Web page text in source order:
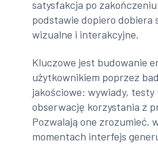
satysfakcja po
podstawie dopiero dobiera
wizualne i interakcyjne.
Kluczowe jest budowanie
użytkownikiem poprzez
jakościowe: wywiady, testy
obserwację korzystania z
Pozwalają one zrozumieć,
momentach interfejs